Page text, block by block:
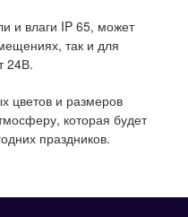
и влаги IP 65, может
так и для
24В.
цветов и размеров
которая будет
праздников.